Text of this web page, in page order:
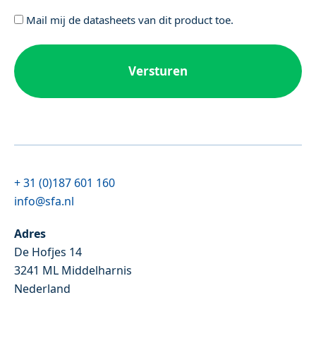
Geen
Mail mij de datasheets van dit product toe.
+ 31 (0)187 601 160
info@sfa.nl
Adres
De Hofjes 14
3241 ML Middelharnis
Nederland